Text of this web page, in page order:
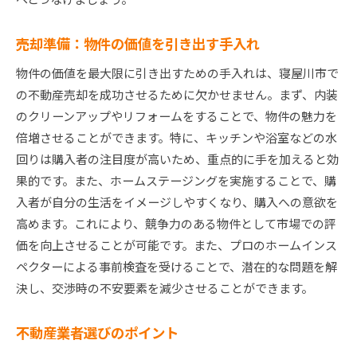
売却準備：物件の価値を引き出す手入れ
物件の価値を最大限に引き出すための手入れは、寝屋川市で
の不動産売却を成功させるために欠かせません。まず、内装
のクリーンアップやリフォームをすることで、物件の魅力を
倍増させることができます。特に、キッチンや浴室などの水
回りは購入者の注目度が高いため、重点的に手を加えると効
果的です。また、ホームステージングを実施することで、購
入者が自分の生活をイメージしやすくなり、購入への意欲を
高めます。これにより、競争力のある物件として市場での評
価を向上させることが可能です。また、プロのホームインス
ペクターによる事前検査を受けることで、潜在的な問題を解
決し、交渉時の不安要素を減少させることができます。
不動産業者選びのポイント